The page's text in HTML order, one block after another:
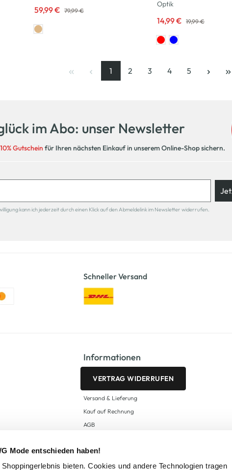
Mode entschieden haben!
bieten. Cookies und andere Technologien tragen
59,99 € 79,99 €
Optik
14,99 € 19,99 €
Seite
1
, aktuelle Seite
Seite
2
Seite
3
Seite
4
Seite
5
im Abo: unser Newsletter
10% Gutschein für Ihren nächsten Einkauf in unserem Online-Shop sichern.
kann ich jederzeit durch einen Klick auf den Abmeldelink im Newsletter widerrufen.
Schneller Versand
Informationen
VERTRAG WIDERRUFEN
Versand & Lieferung
Kauf auf Rechnung
AGB
Zahlungsarten
Datenschutz